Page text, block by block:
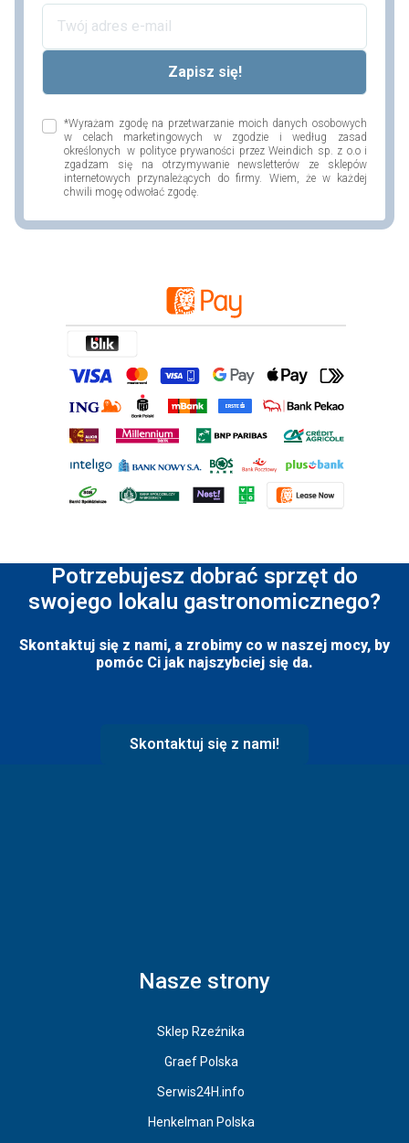
*Wyrażam zgodę na przetwarzanie moich danych osobowych
w celach marketingowych w zgodzie i według zasad
określonych w polityce prywaności przez Weindich sp. z o.o i
zgadzam się na otrzymywanie newsletterów ze sklepów
internetowych przynależących do firmy. Wiem, że w każdej
chwili mogę odwołać zgodę.
Potrzebujesz dobrać sprzęt do
swojego lokalu gastronomicznego?
Skontaktuj się z nami, a zrobimy co w naszej mocy, by
pomóc Ci jak najszybciej się da.
Skontaktuj się z nami!
Nasze strony
Sklep Rzeźnika
Graef Polska
Serwis24H.info
Henkelman Polska